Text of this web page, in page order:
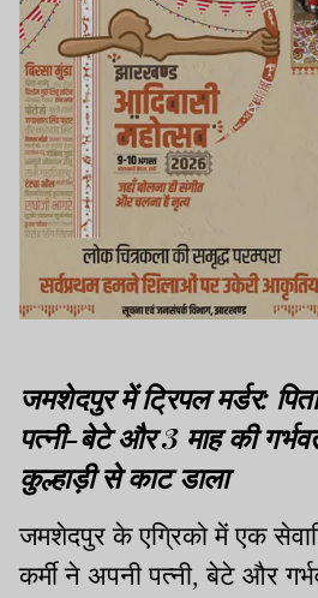
जमशेदपुर में ट्रिपल मर्डर:
पत्नी-बेटे और 3 माह की
कुल्हाड़ी से काट डाला
जमशेदपुर के एग्रिको में एक
कर्मी ने अपनी पत्नी, बेटे और